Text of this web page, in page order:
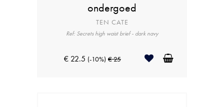
ondergoed
TEN CATE
Ref: Secrets high waist brief - dark navy
€ 22.5 (-10%) € 25